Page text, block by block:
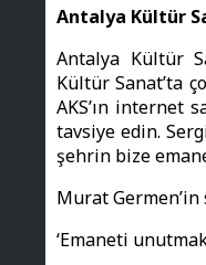
Antalya Kültür
Antalya Kültür
Kültür Sanat’ta
AKS’ın internet
tavsiye edin.
şehrin bize
Murat
‘Emaneti